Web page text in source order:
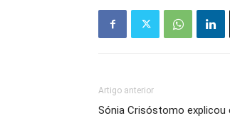
Artigo anterior
Sónia Crisóstomo